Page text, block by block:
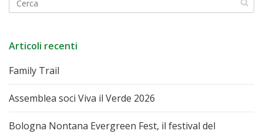
Articoli recenti
Family Trail
Assemblea soci Viva il Verde 2026
Bologna Nontana Evergreen Fest, il festival del